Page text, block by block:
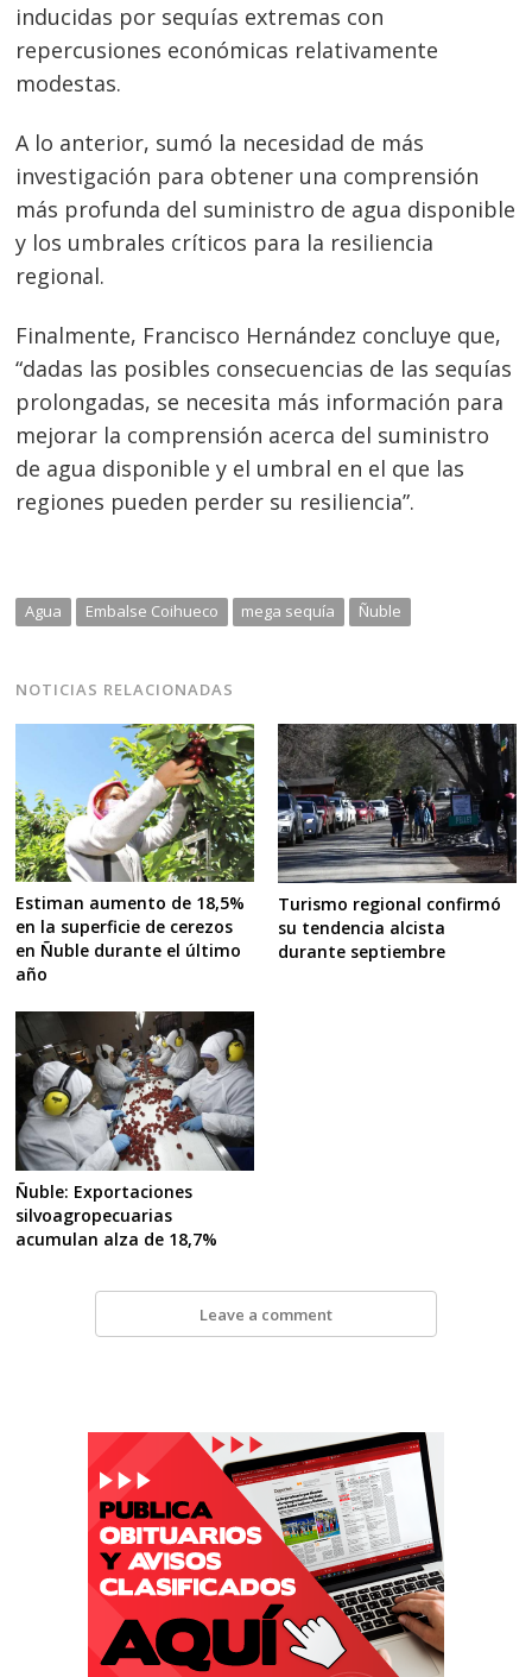
inducidas por sequías extremas con
repercusiones económicas relativamente
modestas.
A lo anterior, sumó la necesidad de más
investigación para obtener una comprensión
más profunda del suministro de agua disponible
y los umbrales críticos para la resiliencia
regional.
Finalmente, Francisco Hernández concluye que,
“dadas las posibles consecuencias de las sequías
prolongadas, se necesita más información para
mejorar la comprensión acerca del suministro
de agua disponible y el umbral en el que las
regiones pueden perder su resiliencia”.
Agua Embalse Coihueco mega sequía Ñuble
NOTICIAS RELACIONADAS
Estiman aumento de 18,5%
en la superficie de cerezos
en Ñuble durante el último
año
Turismo regional confirmó
su tendencia alcista
durante septiembre
Ñuble: Exportaciones
silvoagropecuarias
acumulan alza de 18,7%
Leave a comment